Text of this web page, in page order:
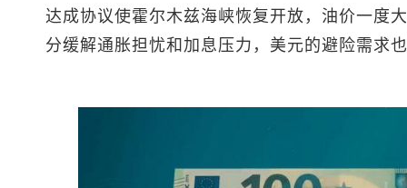
达成协议使霍尔木兹海峡恢复开放，油价一度
分缓解通胀担忧和加息压力，美元的避险需求